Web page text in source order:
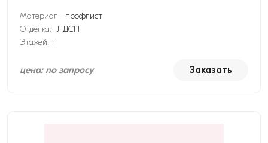
Материал:
профлист
Отделка: ЛДСП
Этажей:
1
цена: по запросу Заказать